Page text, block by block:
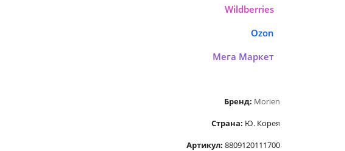
Wildberries
Ozon
Мега Маркет
Бренд: Morien
Страна: Ю. Корея
Артикул: 8809120111700